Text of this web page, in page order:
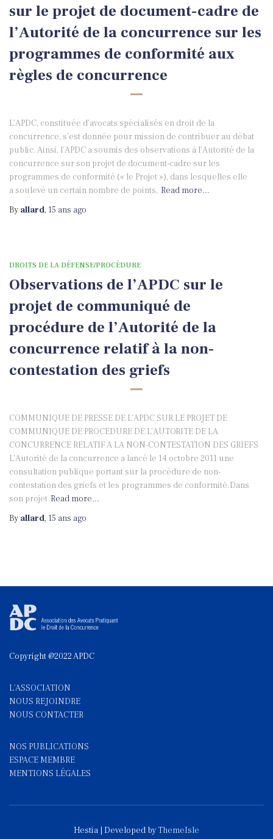
sur le projet de document-cadre de
l’Autorité de la concurrence sur les
programmes de conformité aux
règles de concurrence
L’APDC, constituée d’avocats spécialisés en droit de la
concurrence, s’est donnée pour mission de contribuer au débat
public. Ainsi, l’APDC a soumis des observations à l’Autorité de la
concurrence sur son projet de document-cadre sur les
programmes de conformité (« le Projet »), dans lesquelles elle
a soulevé un certain nombre de points, Read more…
By allard, 15 ans ago
DROITS DE LA DÉFENSE/PROCÉDURE
Observations de l’APDC sur le
projet de communiqué de
procédure de l’Autorité de la
concurrence relatif à la non-
contestation des griefs
COMMUNIQUE DE PRESSE DE L’APDC SUR LE PROJET DE
COMMUNIQUE DE PROCEDURE DE L’AUTORITE DE LA
CONCURRENCE RELATIF A LA NON-CONTESTATION DES GRIEFS
L’Autorité de la concurrence a lancé le 14 octobre 2011 une
consultation publique portant sur la procédure de non-
contestation des griefs et les programmes de conformité.Dans
son projet Read more…
By allard, 15 ans ago
Copyright @2022 APDC
L'ASSOCIATION
NOUS REJOINDRE
NOUS CONTACTER
NOS PUBLICATIONS
ESPACE MEMBRE
MENTIONS LÉGALES
Hestia | Developed byThemeIsle